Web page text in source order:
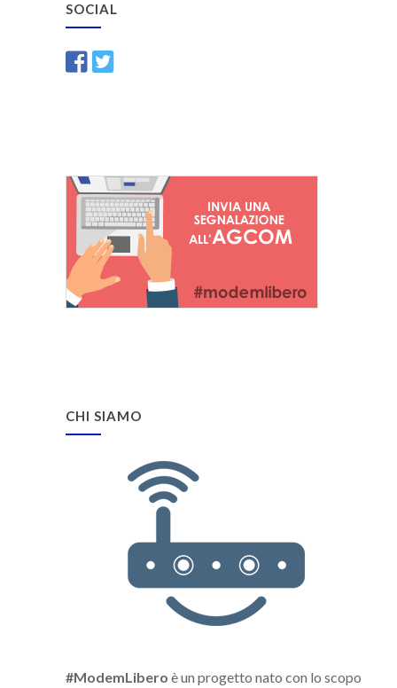
SOCIAL
CHI SIAMO
#ModemLibero è un progetto nato con lo scopo